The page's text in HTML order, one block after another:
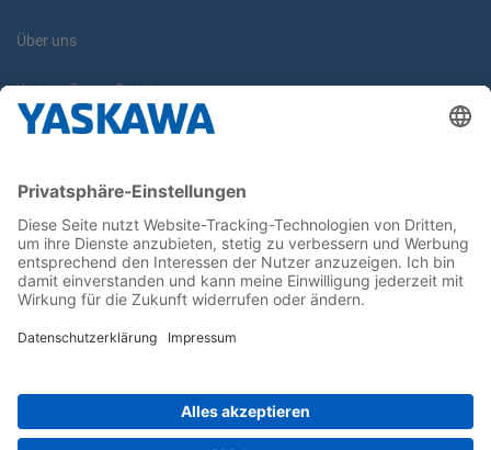
Über uns
Yaskawa Europe GmbH
Karriere
Newsletter
Follow us on...